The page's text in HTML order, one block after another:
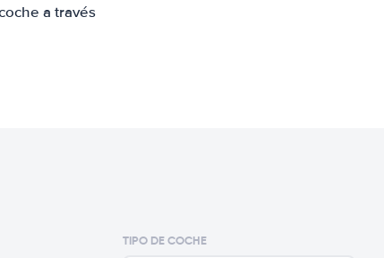
a través
TIPO DE COCHE